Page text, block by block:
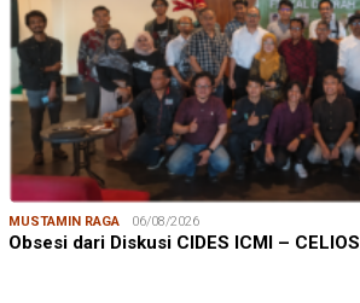
MUSTAMIN RAGA 06/08/2026
Obsesi dari Diskusi CIDES ICMI – CELIOS